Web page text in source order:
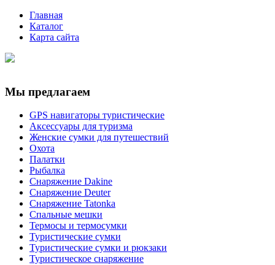
Главная
Каталог
Карта сайта
Мы предлагаем
GPS навигаторы туристические
Аксессуары для туризма
Женские сумки для путешествий
Охота
Палатки
Рыбалка
Снаряжение Dakine
Снаряжение Deuter
Снаряжение Tatonka
Спальные мешки
Термосы и термосумки
Туристические сумки
Туристические сумки и рюкзаки
Туристическое снаряжение